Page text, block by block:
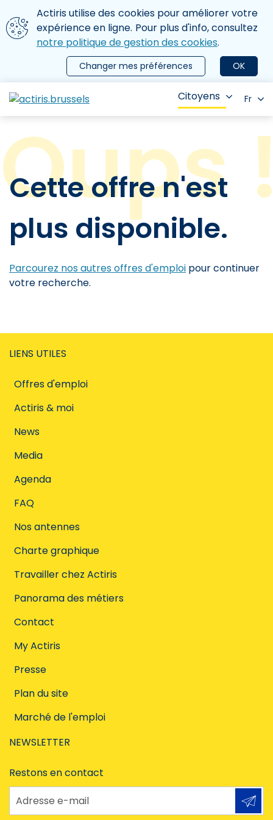
Aller au contenu principal
Nous utilisons des cookies
Actiris utilise des cookies pour améliorer votre
expérience en ligne. Pour plus d'info, consultez
notre politique de gestion des cookies.
OK
Changer mes préférences
le menu
Citoyens Fr
Cette offre n'est
plus disponible.
Parcourez nos autres offres d'emploi pour continuer
votre recherche.
LIENS UTILES
Offres d'emploi
Actiris & moi
News
Media
Agenda
FAQ
Nos antennes
Charte graphique
Travailler chez Actiris
Panorama des métiers
Contact
My Actiris
Presse
Plan du site
Marché de l'emploi
NEWSLETTER
Restons en contact
Adresse e-mail